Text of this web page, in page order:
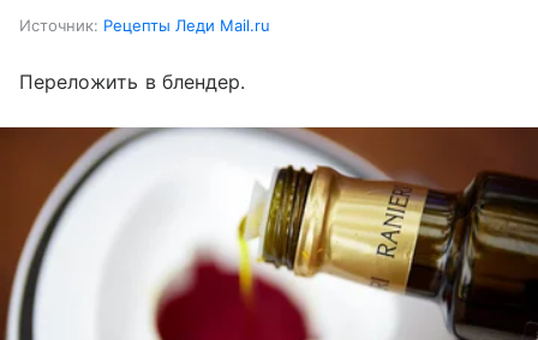
Источник: Рецепты Леди Mail.ru
Переложить в блендер.